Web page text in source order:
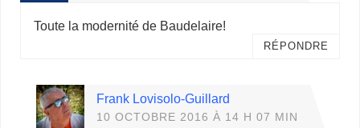
Toute la modernité de Baudelaire!
RÉPONDRE
Frank Lovisolo-Guillard
10 OCTOBRE 2016 À 14 H 07 MIN